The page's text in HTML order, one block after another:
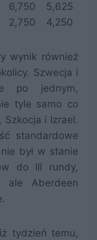
6,750 5,625
2,750 4,250
wynik również
Szwecja i
po jednym,
tyle samo co
Szkocja i Izrael.
standardowe
był w stanie
do III rundy,
ale Aberdeen
tydzień temu,